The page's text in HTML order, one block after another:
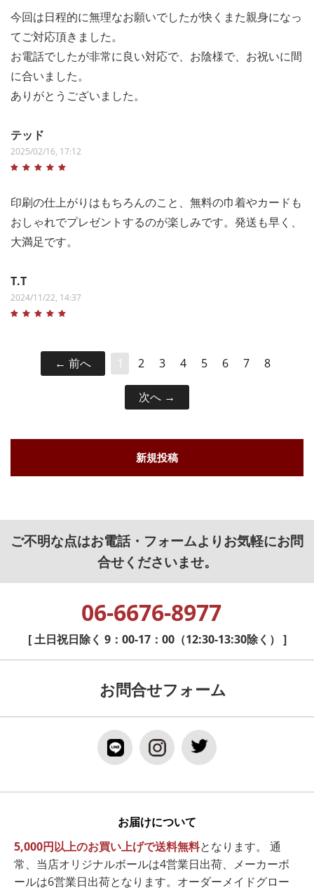
今回は日程的に無理なお願いでしたが快くまた親身になっ
てご対応頂きました。
お電話でしたが非常に良い対応で、お陰様で、お祝いに間
に合いました。
ありがとうございました。
テッド
2025/02/16, 17:12
印刷の仕上がりはもちろんのこと、無料の巾着やカードも
おしゃれでプレゼントするのが楽しみです。発送も早く、
大満足です。
T.T
2024/11/22, 14:37
前へ 1 2 3 4 5 6 7 8
次へ
新規投稿
ご不明な点はお電話・フォームよりお気軽にお問
合せくださいませ。
06-6676-8977
[ 土日祝日除く 9：00-17：00（12:30-13:30除く） ]
お問合せフォーム
お届けについて
5,000円以上のお買い上げで送料無料となります。 通
常、当店オリジナルボールは4営業日出荷、メーカーボ
ールは6営業日出荷となります。オーダーメイドグロー